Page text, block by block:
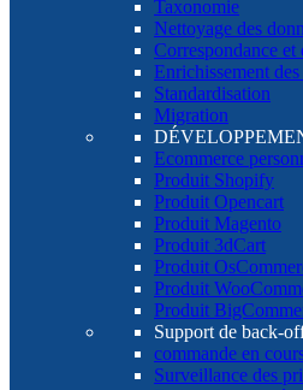
Taxonomie
Nettoyage des
Correspondance et
Enrichissement
Standardisation
Migration
Ecommerce
Produit Shopify
Produit Opencart
Produit Magento
Produit 3dCart
Produit
Produit
Produit
Support de back-
commande en
Surveillance des